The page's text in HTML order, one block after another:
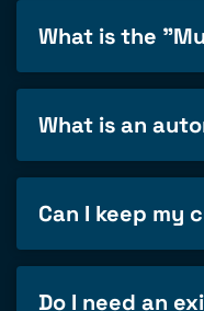
What is the
What is an
Can I keep my
Do I need an